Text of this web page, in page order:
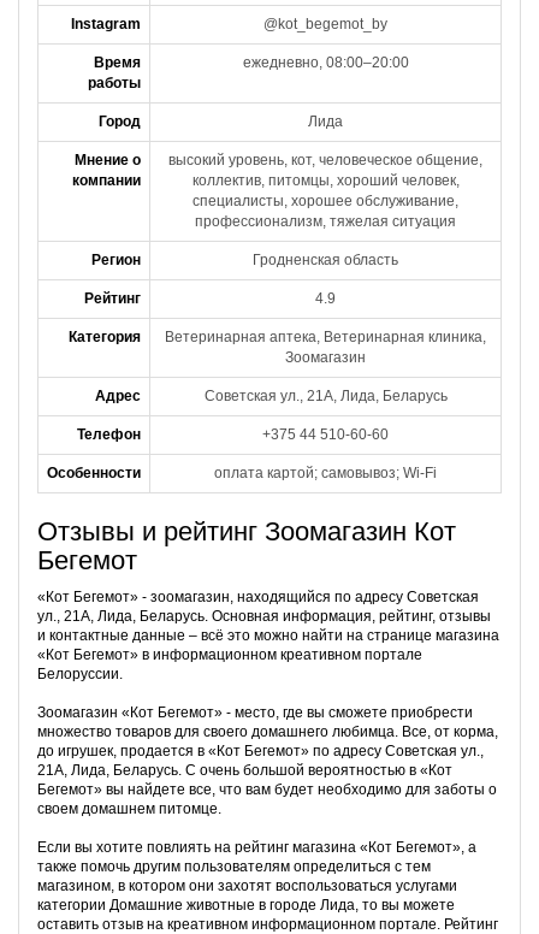
Instagram @kot_begemot_by
Время
работы
ежедневно, 08:00–20:00
Город Лида
Мнение о
компании
высокий уровень, кот, человеческое общение,
коллектив, питомцы, хороший человек,
специалисты, хорошее обслуживание,
профессионализм, тяжелая ситуация
Регион Гродненская область
Рейтинг 4.9
Категория
Ветеринарная аптека, Ветеринарная клиника,
Зоомагазин
Адрес Советская ул., 21А, Лида, Беларусь
Телефон +375 44 510-60-60
Особенности оплата картой; самовывоз; Wi-Fi
Отзывы и рейтинг Зоомагазин Кот
Бегемот
«Кот Бегемот» - зоомагазин, находящийся по адресу Советская
ул., 21А, Лида, Беларусь. Основная информация, рейтинг, отзывы
и контактные данные – всё это можно найти на странице магазина
«Кот Бегемот» в информационном креативном портале
Белоруссии.
Зоомагазин «Кот Бегемот» - место, где вы сможете приобрести
множество товаров для своего домашнего любимца. Все, от корма,
до игрушек, продается в «Кот Бегемот» по адресу Советская ул.,
21А, Лида, Беларусь. С очень большой вероятностью в «Кот
Бегемот» вы найдете все, что вам будет необходимо для заботы о
своем домашнем питомце.
Если вы хотите повлиять на рейтинг магазина «Кот Бегемот», а
также помочь другим пользователям определиться с тем
магазином, в котором они захотят воспользоваться услугами
категории Домашние животные в городе Лида, то вы можете
оставить отзыв на креативном информационном портале. Рейтинг